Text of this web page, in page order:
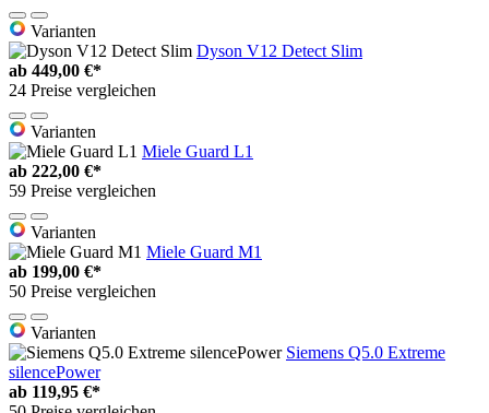
Varianten
Dyson V12 Detect Slim
ab 449,00 €*
24 Preise vergleichen
Varianten
Miele Guard L1
ab 222,00 €*
59 Preise vergleichen
Varianten
Miele Guard M1
ab 199,00 €*
50 Preise vergleichen
Varianten
Siemens Q5.0 Extreme
silencePower
ab 119,95 €*